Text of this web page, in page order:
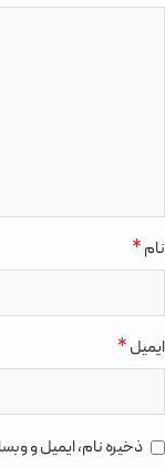
نام*
ایمیل*
ذخیره نام، ایمیل و